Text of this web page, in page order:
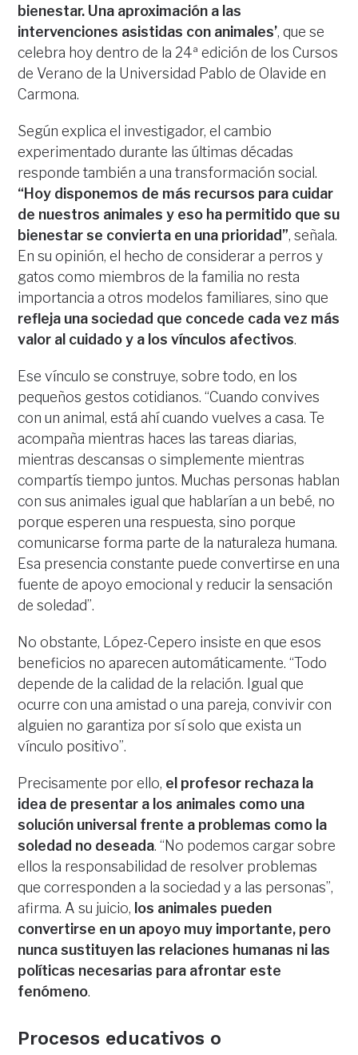
bienestar. Una aproximación a las
intervenciones asistidas con animales’, que se
celebra hoy dentro de la 24ª edición de los Cursos
de Verano de la Universidad Pablo de Olavide en
Carmona.
Según explica el investigador, el cambio
experimentado durante las últimas décadas
responde también a una transformación social.
“Hoy disponemos de más recursos para cuidar
de nuestros animales y eso ha permitido que su
bienestar se convierta en una prioridad”, señala.
En su opinión, el hecho de considerar a perros y
gatos como miembros de la familia no resta
importancia a otros modelos familiares, sino que
refleja una sociedad que concede cada vez más
valor al cuidado y a los vínculos afectivos.
Ese vínculo se construye, sobre todo, en los
pequeños gestos cotidianos. “Cuando convives
con un animal, está ahí cuando vuelves a casa. Te
acompaña mientras haces las tareas diarias,
mientras descansas o simplemente mientras
compartís tiempo juntos. Muchas personas hablan
con sus animales igual que hablarían a un bebé, no
porque esperen una respuesta, sino porque
comunicarse forma parte de la naturaleza humana.
Esa presencia constante puede convertirse en una
fuente de apoyo emocional y reducir la sensación
de soledad”.
No obstante, López-Cepero insiste en que esos
beneficios no aparecen automáticamente. “Todo
depende de la calidad de la relación. Igual que
ocurre con una amistad o una pareja, convivir con
alguien no garantiza por sí solo que exista un
vínculo positivo”.
Precisamente por ello, el profesor rechaza la
idea de presentar a los animales como una
solución universal frente a problemas como la
soledad no deseada. “No podemos cargar sobre
ellos la responsabilidad de resolver problemas
que corresponden a la sociedad y a las personas”,
afirma. A su juicio, los animales pueden
convertirse en un apoyo muy importante, pero
nunca sustituyen las relaciones humanas ni las
políticas necesarias para afrontar este
fenómeno.
Procesos educativos o